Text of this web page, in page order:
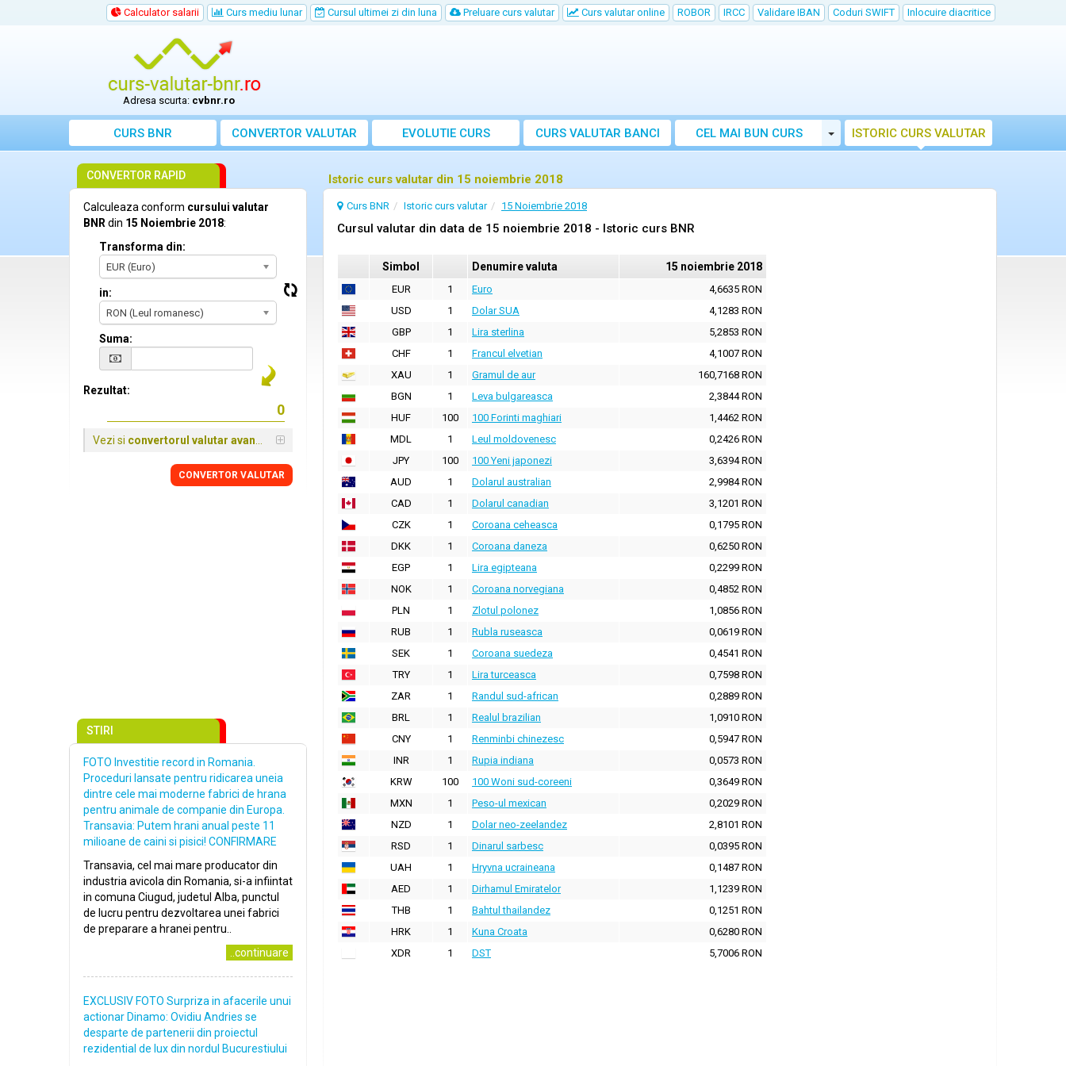
Calculator salarii Curs mediu lunar Cursul ultimei zi din luna Preluare curs valutar Curs valutar online ROBOR IRCC Validare IBAN Coduri SWIFT Inlocuire diacritice
Adresa scurta: cvbnr.ro
CURS BNR CONVERTOR VALUTAR EVOLUTIE CURS CURS VALUTAR BANCI CEL MAI BUN CURS Toggle Dropdown
ISTORIC CURS VALUTAR
Istoric curs valutar din 15 noiembrie 2018
Curs BNR Istoric curs valutar 15 Noiembrie 2018
Cursul valutar din data de 15 noiembrie 2018 - Istoric curs BNR
Simbol Denumire valuta 15 noiembrie 2018
EUR 1 Euro
4,6635 RON
USD
1 Dolar SUA
4,1283 RON
GBP
1 Lira sterlina
5,2853 RON
CHF
1 Francul elvetian
4,1007 RON
XAU
1 Gramul de aur
160,7168 RON
BGN
1 Leva bulgareasca
2,3844 RON
HUF
100 100 Forinti maghiari
1,4462 RON
MDL
1 Leul moldovenesc
0,2426 RON
JPY
100 100 Yeni japonezi
3,6394 RON
AUD
1 Dolarul australian
2,9984 RON
CAD
1 Dolarul canadian
3,1201 RON
CZK
1 Coroana ceheasca
0,1795 RON
DKK
1 Coroana daneza
0,6250 RON
EGP
1 Lira egipteana
0,2299 RON
NOK
1 Coroana norvegiana
0,4852 RON
PLN
1 Zlotul polonez
1,0856 RON
RUB
1 Rubla ruseasca
0,0619 RON
SEK
1 Coroana suedeza
0,4541 RON
TRY
1 Lira turceasca
0,7598 RON
ZAR
1 Randul sud-african
0,2889 RON
BRL
1 Realul brazilian
1,0910 RON
CNY
1 Renminbi chinezesc
0,5947 RON
INR
1 Rupia indiana
0,0573 RON
KRW
100 100 Woni sud-coreeni
0,3649 RON
MXN
1 Peso-ul mexican
0,2029 RON
NZD
1 Dolar neo-zeelandez
2,8101 RON
RSD
1 Dinarul sarbesc
0,0395 RON
UAH
1 Hryvna ucraineana
0,1487 RON
AED
1 Dirhamul Emiratelor
1,1239 RON
THB
1 Bahtul thailandez
0,1251 RON
HRK
1 Kuna Croata
0,6280 RON
XDR
1 DST 5,7006 RON
CONVERTOR RAPID
Calculeaza conform cursului valutar
BNR din 15 Noiembrie 2018:
Transforma din:
EUR (Euro)
in:
RON (Leul romanesc)
Suma:
Rezultat:
Vezi si convertorul valutar avansat
CONVERTOR VALUTAR
STIRI
FOTO Investitie record in Romania.
Proceduri lansate pentru ridicarea uneia
dintre cele mai moderne fabrici de hrana
pentru animale de companie din Europa.
Transavia: Putem hrani anual peste 11
milioane de caini si pisici! CONFIRMARE
Transavia, cel mai mare producator din
industria avicola din Romania, si-a infiintat
in comuna Ciugud, judetul Alba, punctul
de lucru pentru dezvoltarea unei fabrici
de preparare a hranei pentru..
..continuare
EXCLUSIV FOTO Surpriza in afacerile unui
actionar Dinamo: Ovidiu Andries se
desparte de partenerii din proiectul
rezidential de lux din nordul Bucurestiului